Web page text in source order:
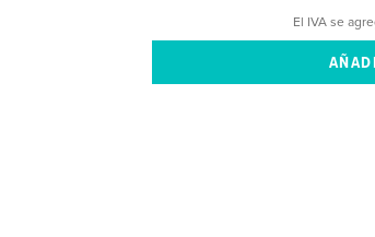
El IVA se